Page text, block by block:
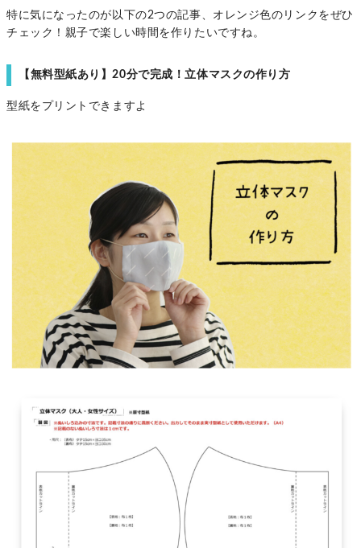
特に気になったのが以下の2つの記事、オレンジ色のリンクをぜひ
チェック！親子で楽しい時間を作りたいですね。
【無料型紙あり】20分で完成！立体マスクの作り方
型紙をプリントできますよ